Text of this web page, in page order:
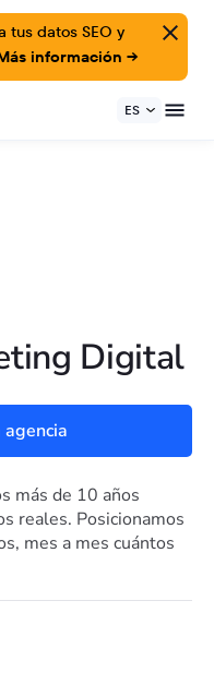
tus datos SEO y
información →
ES
Digital
agencia
más de 10 años
reales. Posicionamos
mes a mes cuántos